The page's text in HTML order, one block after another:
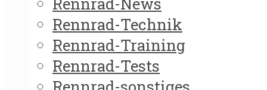
Rennrad-Technik
Rennrad-Training
Rennrad-Tests